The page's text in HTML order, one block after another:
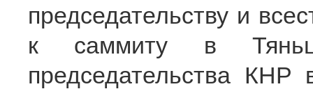
председательству и
к саммиту в
председательства